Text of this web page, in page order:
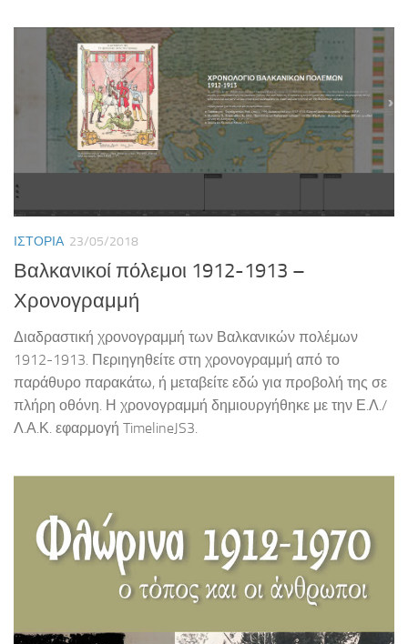
ΙΣΤΟΡΊΑ 23/05/2018
Βαλκανικοί πόλεμοι 1912-1913 –
Χρονογραμμή
Διαδραστική χρονογραμμή των Βαλκανικών πολέμων
1912-1913. Περιηγηθείτε στη χρονογραμμή από το
παράθυρο παρακάτω, ή μεταβείτε εδώ για προβολή της σε
πλήρη οθόνη. Η χρονογραμμή δημιουργήθηκε με την Ε.Λ./
Λ.Α.Κ. εφαρμογή TimelineJS3.